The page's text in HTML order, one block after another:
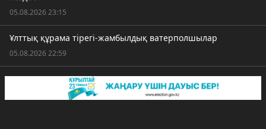
05.08.2026 23:15
Ұлттық құрама тірегі-жамбылдық ватерполшылар
05.08.2026 22:59